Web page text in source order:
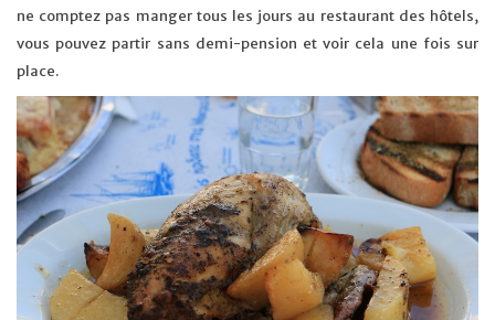
ne comptez pas manger tous les jours au restaurant des hôtels,
vous pouvez partir sans demi-pension et voir cela une fois sur
place.